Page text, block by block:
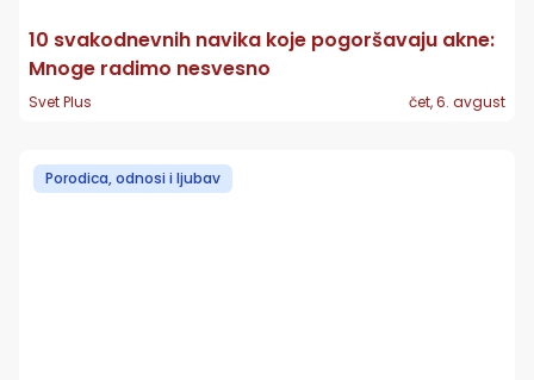
10 svakodnevnih navika koje pogoršavaju akne:
Mnoge radimo nesvesno
Svet Plus čet, 6. avgust
Porodica, odnosi i ljubav